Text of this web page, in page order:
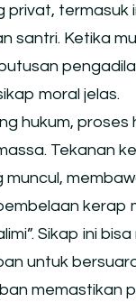
privat, termasuk
santri. Ketika
moral jelas.
hukum, proses
Tekanan
muncul,
kerap
Sikap ini
untuk
memastikan